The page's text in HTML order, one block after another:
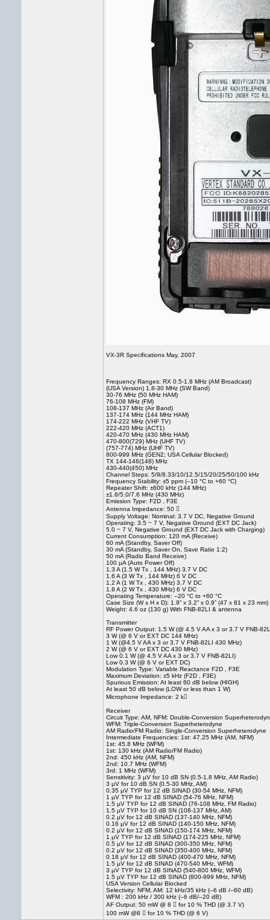
VX-3R Specifications May, 2007
Frequency Ranges: RX 0.5-1.8 MHz (AM Broadcast)
(USA Version) 1.8-30 MHz (SW Band)
30-76 MHz (50 MHz HAM)
76-108 MHz (FM)
108-137 MHz (Air Band)
137-174 MHz (144 MHz HAM)
174-222 MHz (VHF TV)
222-420 MHz (ACT1)
420-470 MHz (430 MHz HAM)
470-800(729) MHz (UHF TV)
(757-774) MHz (UHF TV)
800-999 MHz (GEN2; USA Cellular Blocked)
TX 144-146(148) MHz
430-440(450) MHz
Channel Steps: 5/9/8.33/10/12.5/15/20/25/50/100 kHz
Frequency Stability: ±5 ppm (–10 °C to +60 °C)
Repeater Shift: ±600 kHz (144 MHz)
±1.6/5.0/7.6 MHz (430 MHz)
Emission Type: F2D , F3E
Antenna Impedance: 50 
Supply Voltage: Nominal: 3.7 V DC, Negative Ground
Operating: 3.5 ~ 7 V, Negative Ground (EXT DC Jack)
5.0 ~ 7 V, Negative Ground (EXT DC Jack with Charging)
Current Consumption: 120 mA (Receive)
60 mA (Standby, Saver Off)
30 mA (Standby, Saver On, Save Ratio 1:2)
50 mA (Radio Band Receive)
100 µA (Auto Power Off)
1.3 A (1.5 W Tx , 144 MHz) 3.7 V DC
1.6 A (3 W Tx , 144 MHz) 6 V DC
1.2 A (1 W Tx , 430 MHz) 3.7 V DC
1.8 A (2 W Tx , 430 MHz) 6 V DC
Operating Temperature: –20 °C to +60 °C
Case Size (W x H x D): 1.9” x 3.2” x 0.9” (47 x 81 x 23
Weight: 4.6 oz (130 g) With FNB-82LI & antenna
Transmitter
RF Power Output: 1.5 W (@ 4.5 V AA x 3 or 3.7 V FNB-
3 W (@ 6 V or EXT DC 144 MHz)
1 W (@4.5 V AA x 3 or 3.7 V FNB-82LI 430 MHz)
2 W (@ 6 V or EXT DC 430 MHz)
Low 0.1 W (@ 4.5 V AA x 3 or 3.7 V FNB-82LI)
Low 0.3 W (@ 6 V or EXT DC)
Modulation Type: Variable Reactance F2D , F3E
Maximum Deviation: ±5 kHz (F2D , F3E)
Spurious Emission: At least 60 dB below (HIGH)
At least 50 dB below (LOW or less than 1 W)
Microphone Impedance: 2 k
Receiver
Circuit Type: AM, NFM: Double-Conversion
WFM: Triple-Conversion Superheterodyne
AM Radio/FM Radio: Single-Conversion Superheterodyne
Intermediate Frequencies: 1st: 47.25 MHz (AM, NFM)
1st: 45.8 MHz (WFM)
1st: 130 kHz (AM Radio/FM Radio)
2nd: 450 kHz (AM, NFM)
2nd: 10.7 MHz (WFM)
3rd: 1 MHz (WFM)
Sensitivity: 3 µV for 10 dB SN (0.5-1.8 MHz, AM Radio)
3 µV for 10 dB SN (0.5-30 MHz, AM)
0.35 µV TYP for 12 dB SINAD (30-54 MHz, NFM)
1 µV TYP for 12 dB SINAD (54-76 MHz, NFM)
1.5 µV TYP for 12 dB SINAD (76-108 MHz, FM Radio)
1.5 µV TYP for 10 dB SN (108-137 MHz, AM)
0.2 µV for 12 dB SINAD (137-140 MHz, NFM)
0.16 µV for 12 dB SINAD (140-150 MHz, NFM)
0.2 µV for 12 dB SINAD (150-174 MHz, NFM)
1 µV TYP for 12 dB SINAD (174-225 MHz, NFM)
0.5 µV for 12 dB SINAD (300-350 MHz, NFM)
0.2 µV for 12 dB SINAD (350-400 MHz, NFM)
0.18 µV for 12 dB SINAD (400-470 MHz, NFM)
1.5 µV for 12 dB SINAD (470-540 MHz, WFM)
3 µV TYP for 12 dB SINAD (540-800 MHz, WFM)
1.5 µV TYP for 12 dB SINAD (800-999 MHz, NFM)
USA Version Cellular Blocked
Selectivity: NFM, AM: 12 kHz/35 kHz (–6 dB /–60 dB)
WFM : 200 kHz / 300 kHz (–6 dB/–20 dB)
AF Output: 50 mW @ 8  for 10 % THD (@ 3.7 V)
100 mW @8  for 10 % THD (@ 6 V)